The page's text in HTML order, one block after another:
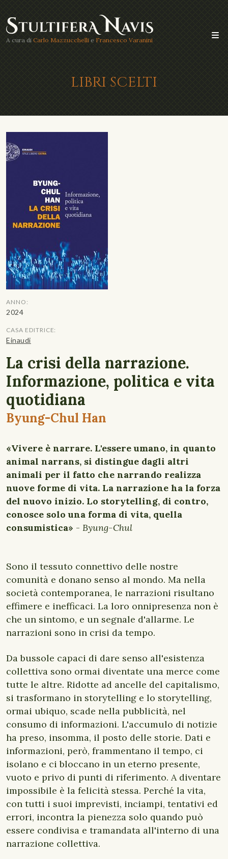
A cura di Carlo Mazzucchelli e Francesco Varanini
LIBRI SCELTI
ANNO:
2024
CASA EDITRICE:
Einaudi
La crisi della narrazione.
Informazione, politica e vita
quotidiana
Byung-Chul Han
«Vivere è narrare. L'essere umano, in quanto
animal narrans, si distingue dagli altri
animali per il fatto che narrando realizza
nuove forme di vita. La narrazione ha la forza
del nuovo inizio. Lo storytelling, di contro,
conosce solo una forma di vita, quella
consumistica» - Byung-Chul
Sono il tessuto connettivo delle nostre
comunità e donano senso al mondo. Ma nella
società contemporanea, le narrazioni risultano
effimere e inefficaci. La loro onnipresenza non è
che un sintomo, e un segnale d'allarme. Le
narrazioni sono in crisi da tempo.
Da bussole capaci di dare senso all'esistenza
collettiva sono ormai diventate una merce come
tutte le altre. Ridotte ad ancelle del capitalismo,
si trasformano in storytelling e lo storytelling,
ormai ubiquo, scade nella pubblicità, nel
consumo di informazioni. L'accumulo di notizie
ha preso, insomma, il posto delle storie. Dati e
informazioni, però, frammentano il tempo, ci
isolano e ci bloccano in un eterno presente,
vuoto e privo di punti di riferimento. A diventare
impossibile è la felicità stessa. Perché la vita,
con tutti i suoi imprevisti, inciampi, tentativi ed
errori, incontra la pienezza solo quando può
essere condivisa e tramandata all'interno di una
narrazione collettiva.